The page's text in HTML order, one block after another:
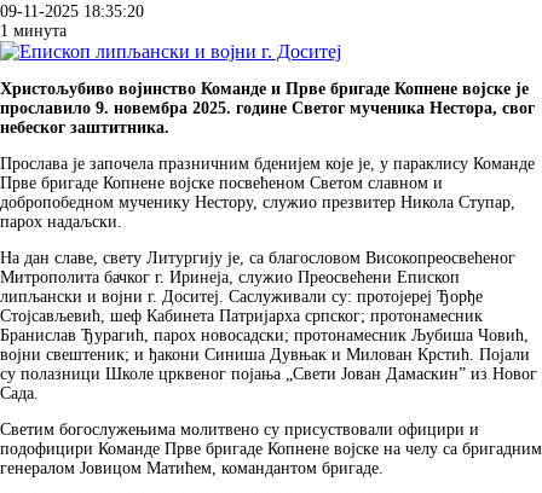
09-11-2025 18:35:20
1 минута
Христољубиво војинство Команде и Прве бригаде Копнене војске је
прославило 9. новембра 2025. године Светог мученика Нестора, свог
небеског заштитника.
Прослава је започела празничним бденијем које је, у параклису Команде
Прве бригаде Копнене војске посвећеном Светом славном и
добропобедном мученику Нестору, служио презвитер Никола Ступар,
парох надаљски.
На дан славе, свету Литургију је, са благословом Високопреосвећеног
Митрополита бачког г. Иринеја, служио Преосвећени Епископ
липљански и војни г. Доситеј. Саслуживали су: протојереј Ђорђе
Стојсављевић, шеф Кабинета Патријарха српског; протонамесник
Бранислав Ђурагић, парох новосадски; протонамесник Љубиша Човић,
војни свештеник; и ђакони Синиша Дувњак и Милован Крстић. Појали
су полазници Школе црквеног појања „Свети Јован Дамаскинˮ из Новог
Сада.
Светим богослужењима молитвено су присуствовали официри и
подофицири Команде Прве бригаде Копнене војске на челу са бригадним
генералом Јовицом Матићем, командантом бригаде.